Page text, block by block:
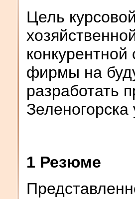
Цель
фирмы на
разработать
Зеленогорска
1 Резюме